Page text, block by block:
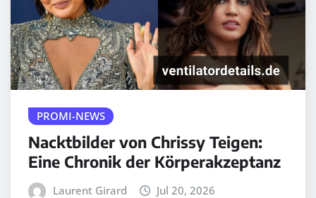
PROMI-NEWS
Nacktbilder von Chrissy Teigen:
Eine Chronik der Körperakzeptanz
Laurent Girard Jul 20, 2026